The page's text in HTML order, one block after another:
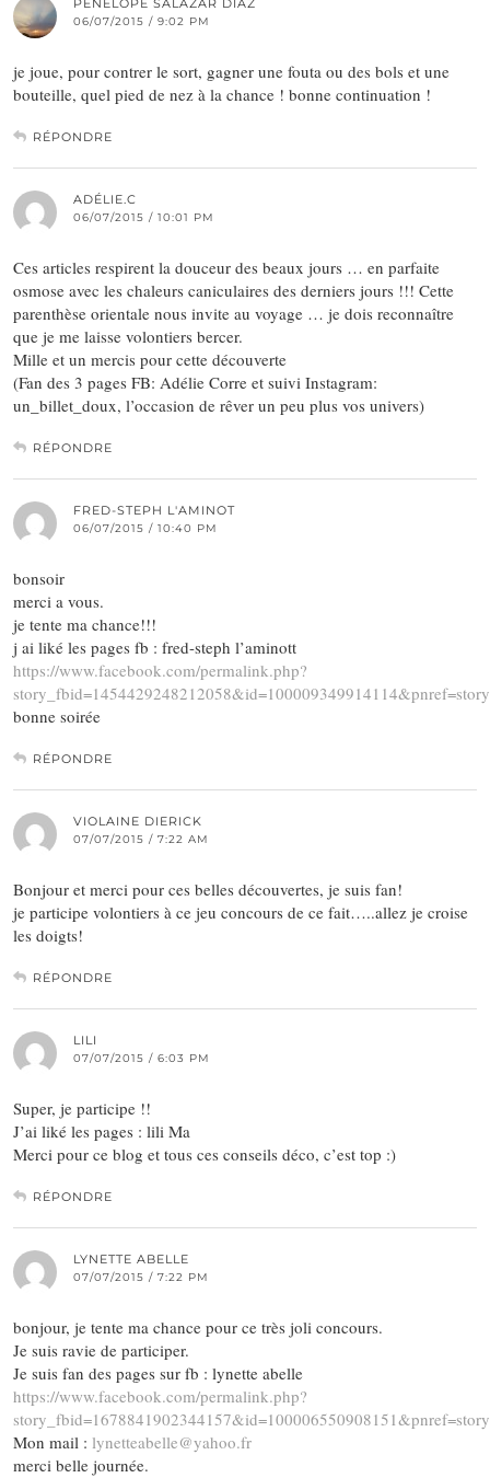
PENÉLOPE SALAZAR DIAZ
06/07/2015 / 9:02 PM
je joue, pour contrer le sort, gagner une fouta ou des bols et une
bouteille, quel pied de nez à la chance ! bonne continuation !
RÉPONDRE
ADÉLIE.C
06/07/2015 / 10:01 PM
Ces articles respirent la douceur des beaux jours … en parfaite
osmose avec les chaleurs caniculaires des derniers jours !!! Cette
parenthèse orientale nous invite au voyage … je dois reconnaître
que je me laisse volontiers bercer.
Mille et un mercis pour cette découverte
(Fan des 3 pages FB: Adélie Corre et suivi Instagram:
un_billet_doux, l’occasion de rêver un peu plus vos univers)
RÉPONDRE
FRED-STEPH L'AMINOT
06/07/2015 / 10:40 PM
bonsoir
merci a vous.
je tente ma chance!!!
j ai liké les pages fb : fred-steph l’aminott
https://www.facebook.com/permalink.php?
story_fbid=1454429248212058&id=100009349914114&pnref=story
bonne soirée
RÉPONDRE
VIOLAINE DIERICK
07/07/2015 / 7:22 AM
Bonjour et merci pour ces belles découvertes, je suis fan!
je participe volontiers à ce jeu concours de ce fait…..allez je croise
les doigts!
RÉPONDRE
LILI
07/07/2015 / 6:03 PM
Super, je participe !!
J’ai liké les pages : lili Ma
Merci pour ce blog et tous ces conseils déco, c’est top :)
RÉPONDRE
LYNETTE ABELLE
07/07/2015 / 7:22 PM
bonjour, je tente ma chance pour ce très joli concours.
Je suis ravie de participer.
Je suis fan des pages sur fb : lynette abelle
https://www.facebook.com/permalink.php?
story_fbid=1678841902344157&id=100006550908151&pnref=story
Mon mail : lynetteabelle@yahoo.fr
merci belle journée.